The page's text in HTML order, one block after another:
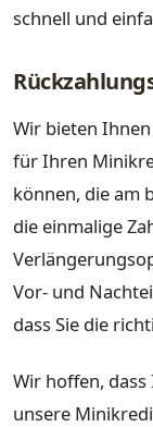
schnell und
Wir bieten
für Ihren
können, die am
die einmalige
Vor- und
dass Sie die
Wir hoffen,
unsere